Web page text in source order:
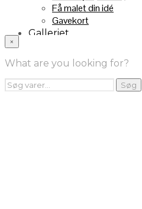
Få malet din idé
Gavekort
Galleriet
Handelsebetingelser
Returnering
FRA TV
Videoklip fra TV2
×
What are you looking for?
Søg
efter:
Søg